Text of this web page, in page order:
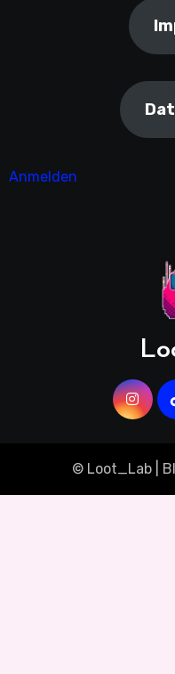
Anmelden
© Loot_Lab